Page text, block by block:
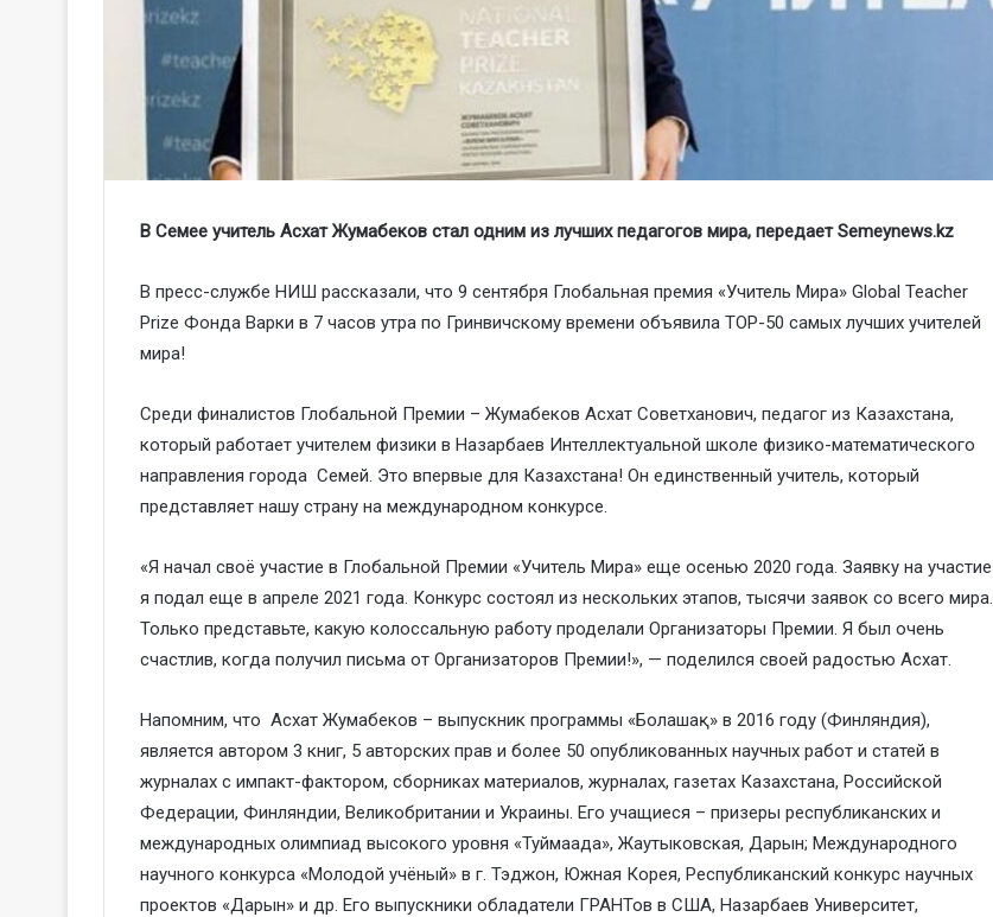
В Семее учитель Асхат Жумабеков стал одним из лучших педагогов мира, передает Semeynews.kz
В пресс-cлужбе НИШ рассказали, что 9 сентября Глобальная премия «Учитель Мира» Global Teacher
Prize Фонда Варки в 7 часов утра по Гринвичскому времени объявила TOP-50 самых лучших учителей
мира!
Среди финалистов Глобальной Премии – Жумабеков Асхат Советханович, педагог из Казахстана,
который работает учителем физики в Назарбаев Интеллектуальной школе физико-математического
направления города Семей. Это впервые для Казахстана! Он единственный учитель, который
представляет нашу страну на международном конкурсе.
«Я начал своё участие в Глобальной Премии «Учитель Мира» еще осенью 2020 года. Заявку на участие
я подал еще в апреле 2021 года. Конкурс состоял из нескольких этапов, тысячи заявок со всего мира.
Только представьте, какую колоссальную работу проделали Организаторы Премии. Я был очень
счастлив, когда получил письма от Организаторов Премии!», — поделился своей радостью Асхат.
Напомним, что Асхат Жумабеков – выпускник программы «Болашақ» в 2016 году (Финляндия),
является автором 3 книг, 5 авторских прав и более 50 опубликованных научных работ и статей в
журналах с импакт-фактором, сборниках материалов, журналах, газетах Казахстана, Российской
Федерации, Финляндии, Великобритании и Украины. Его учащиеся – призеры республиканских и
международных олимпиад высокого уровня «Туймаада», Жаутыковская, Дарын; Международного
научного конкурса «Молодой учёный» в г. Тэджон, Южная Корея, Республиканский конкурс научных
проектов «Дарын» и др. Его выпускники обладатели ГРАНТов в США, Назарбаев Университет,